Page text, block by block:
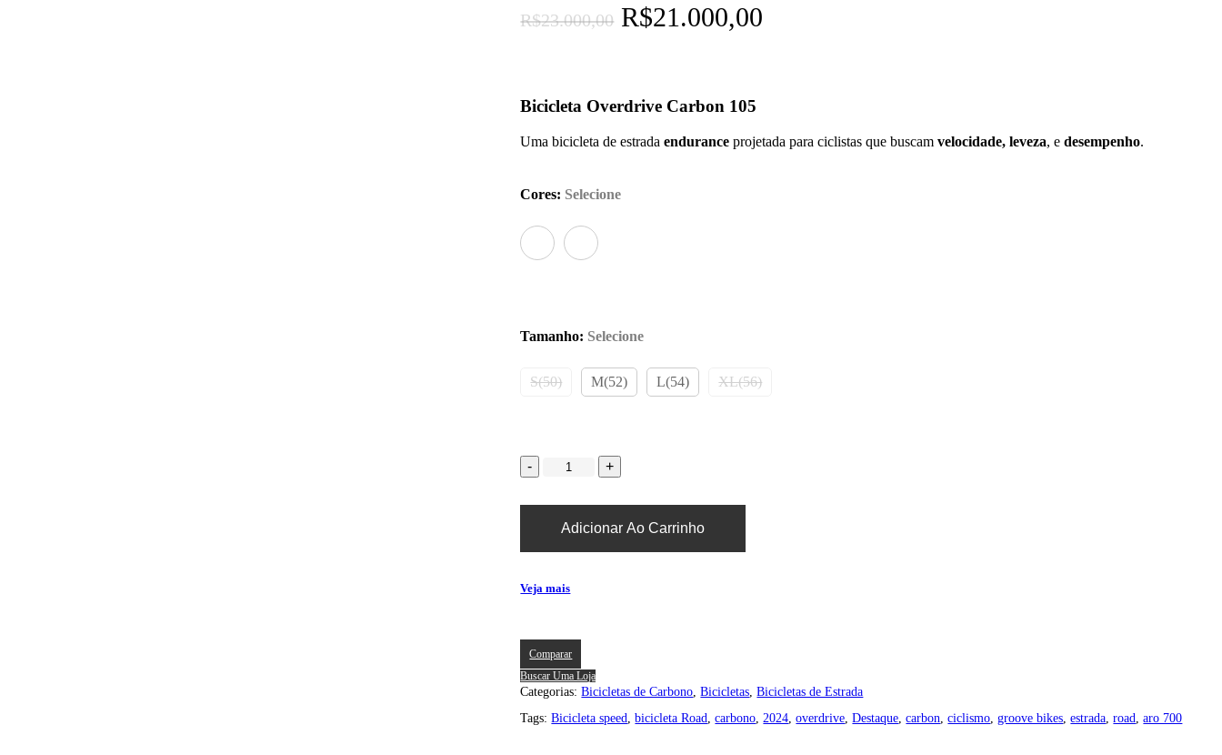
R$23.000,00 O
era:
R$21.000,00
Bicicleta Overdrive Carbon 105
Uma bicicleta de estradaendurance projetada para ciclistas que buscamvelocidade, leveza, edesempenho.
Cores: Selecione
Tamanho: Selecione
S(50) M(52) L(54) XL(56)
Adicionar Ao Carrinho
Veja mais
Comparar
Buscar Uma Loja
Categorias:Bicicletas de Carbono ,Bicicletas ,Bicicletas de Estrada
Tags:Bicicleta speed ,bicicleta Road ,carbono 2024 ,overdrive ,Destaque ,carbon ,ciclismo ,groove bikes ,estrada ,road ,aro 700